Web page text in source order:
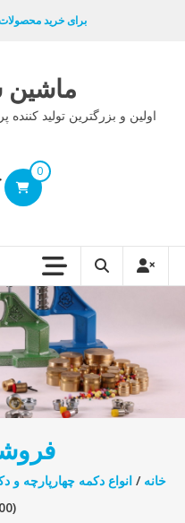
برای خرید
ماشین
اولین و بزرگترین تولید
0
خانه / انواع دکمه چهارپارچه و
(100 عددی)